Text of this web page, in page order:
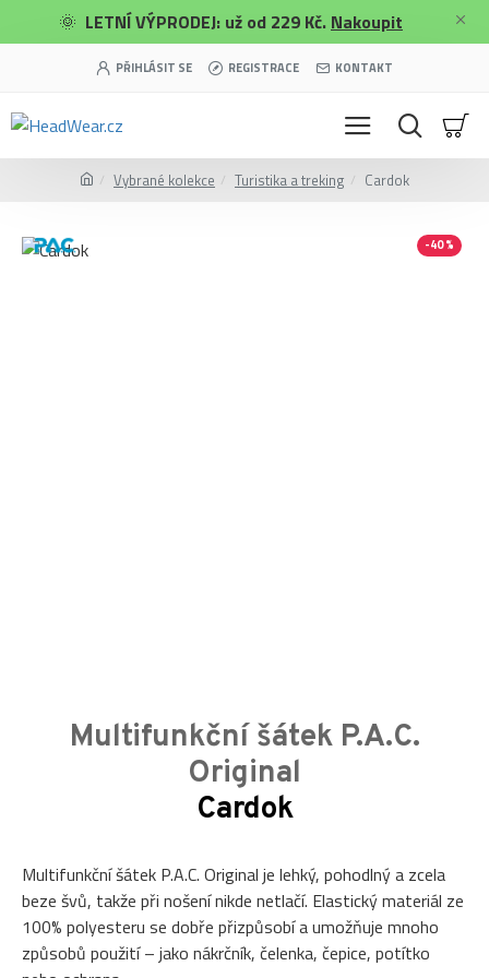
🌞 LETNÍ VÝPRODEJ: už od 229 Kč. Nakoupit
PŘIHLÁSIT SE REGISTRACE KONTAKT
Vybrané kolekce Turistika a treking Cardok
-40 %
Multifunkční šátek P.A.C.
Original
Cardok
Multifunkční šátek P.A.C. Original je lehký, pohodlný a zcela
beze švů, takže při nošení nikde netlačí. Elastický materiál ze
100% polyesteru se dobře přizpůsobí a umožňuje mnoho
způsobů použití – jako nákrčník, čelenka, čepice, potítko